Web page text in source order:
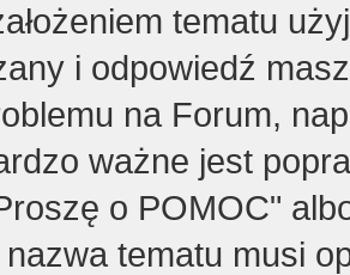
tematu
i odpowiedź
na Forum,
ważne jest
o POMOC"
tematu musi